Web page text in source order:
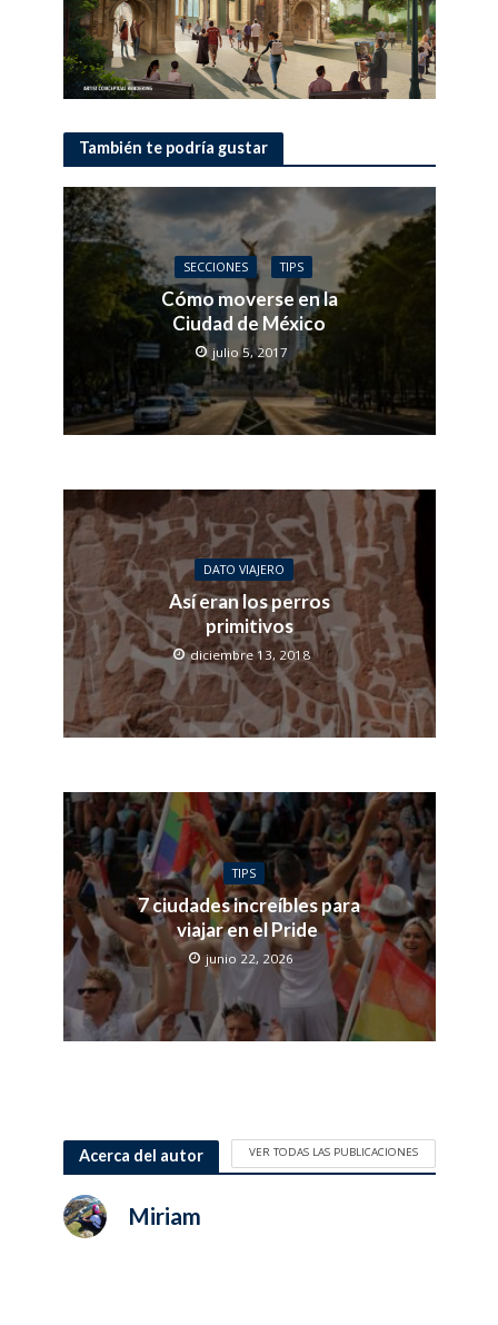
También te podría gustar
SECCIONES TIPS
Cómo moverse en la
Ciudad de México
julio 5, 2017
DATO VIAJERO
Así eran los perros
primitivos
diciembre 13, 2018
TIPS
7 ciudades increíbles para
viajar en el Pride
junio 22, 2026
Acerca del autor VER TODAS LAS PUBLICACIONES
Miriam